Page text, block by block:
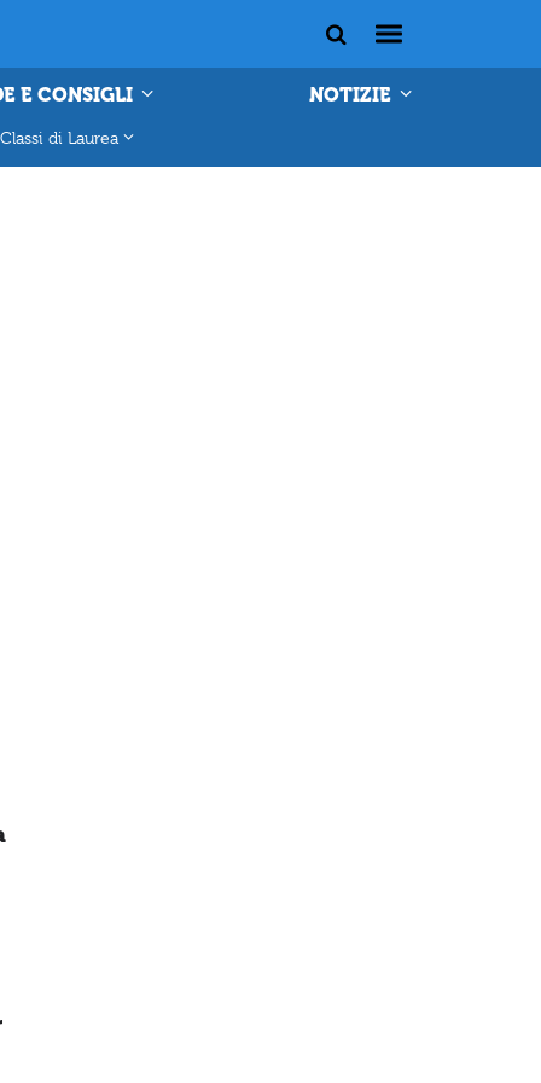
E CONSIGLI NOTIZIE
Classi di Laurea